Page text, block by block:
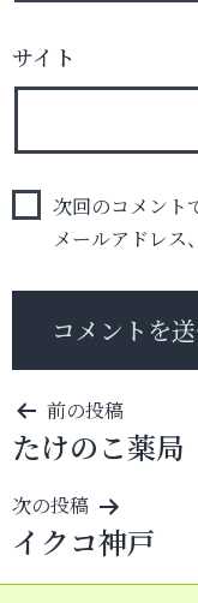
サイト
次回のコメント
メールアドレス
投
稿
ナ
ビ
ゲ
前の投稿
たけのこ薬局
次の投稿
イクコ神戸